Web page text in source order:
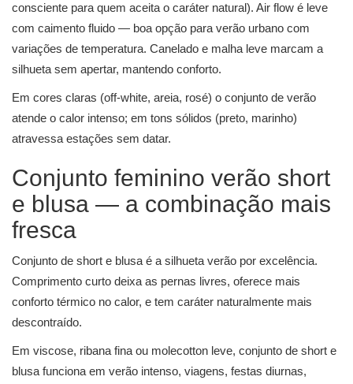
consciente para quem aceita o caráter natural). Air flow é leve
com caimento fluido — boa opção para verão urbano com
variações de temperatura. Canelado e malha leve marcam a
silhueta sem apertar, mantendo conforto.
Em cores claras (off-white, areia, rosé) o conjunto de verão
atende o calor intenso; em tons sólidos (preto, marinho)
atravessa estações sem datar.
Conjunto feminino verão short
e blusa — a combinação mais
fresca
Conjunto de short e blusa é a silhueta verão por excelência.
Comprimento curto deixa as pernas livres, oferece mais
conforto térmico no calor, e tem caráter naturalmente mais
descontraído.
Em viscose, ribana fina ou molecotton leve, conjunto de short e
blusa funciona em verão intenso, viagens, festas diurnas,